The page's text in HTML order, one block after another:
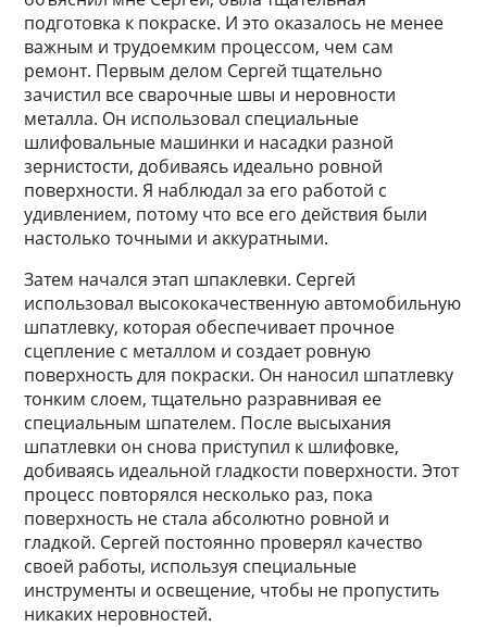
подготовка к покраске. И это оказалось не менее
важным и трудоемким процессом, чем сам
ремонт. Первым делом Сергей тщательно
зачистил все сварочные швы и неровности
металла. Он использовал специальные
шлифовальные машинки и насадки разной
зернистости, добиваясь идеально ровной
поверхности. Я наблюдал за его работой с
удивлением, потому что все его действия были
настолько точными и аккуратными.
Затем начался этап шпаклевки. Сергей
использовал высококачественную автомобильную
шпатлевку, которая обеспечивает прочное
сцепление с металлом и создает ровную
поверхность для покраски. Он наносил шпатлевку
тонким слоем, тщательно разравнивая ее
специальным шпателем. После высыхания
шпатлевки он снова приступил к шлифовке,
добиваясь идеальной гладкости поверхности. Этот
процесс повторялся несколько раз, пока
поверхность не стала абсолютно ровной и
гладкой. Сергей постоянно проверял качество
своей работы, используя специальные
инструменты и освещение, чтобы не пропустить
никаких неровностей.